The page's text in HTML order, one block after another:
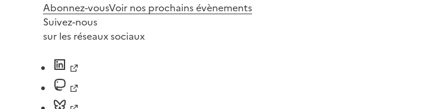
Abonnez-vousVoir nos prochains évènements
Suivez-nous
sur les réseaux sociaux